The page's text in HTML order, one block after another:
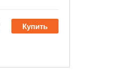
Купить